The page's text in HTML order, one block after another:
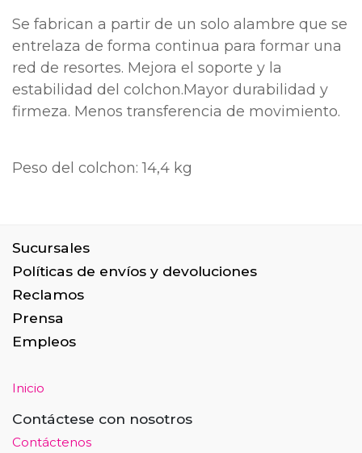
Se fabrican a partir de un solo alambre que se
entrelaza de forma continua para formar una
red de resortes. Mejora el soporte y la
estabilidad del colchon.Mayor durabilidad y
firmeza. Menos transferencia de movimiento.
Peso del colchon: 14,4 kg
Sucursales
Políticas de envíos y devoluciones
Reclamos
Prensa
Empleos
Inicio
Contáctese con nosotros
Contáctenos